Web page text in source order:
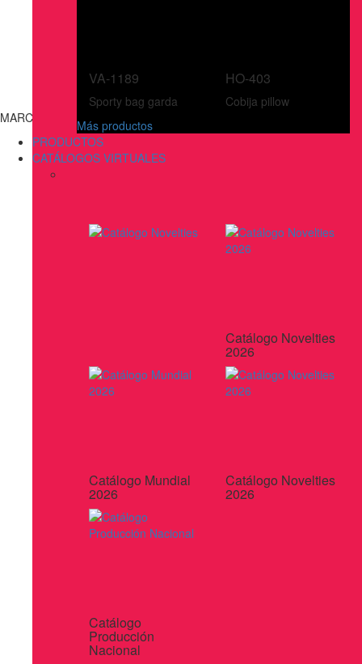
VA-1189
Sporty bag garda
HO-403
Cobija pillow
Más productos
PRODUCTOS
CATÁLOGOS VIRTUALES
Catálogo Novelties
2026
Catálogo Mundial
2026
Catálogo Novelties
2026
Catálogo
Producción
Nacional
MARCAS